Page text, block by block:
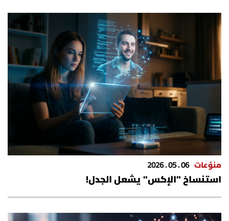
للتواصل معنا
شروط الاستخدام
شروط الإشتراك
Digital solutions by
منوّعات 06 . 05 . 2026
استنساخ "الإكس" يشعل الجدل!